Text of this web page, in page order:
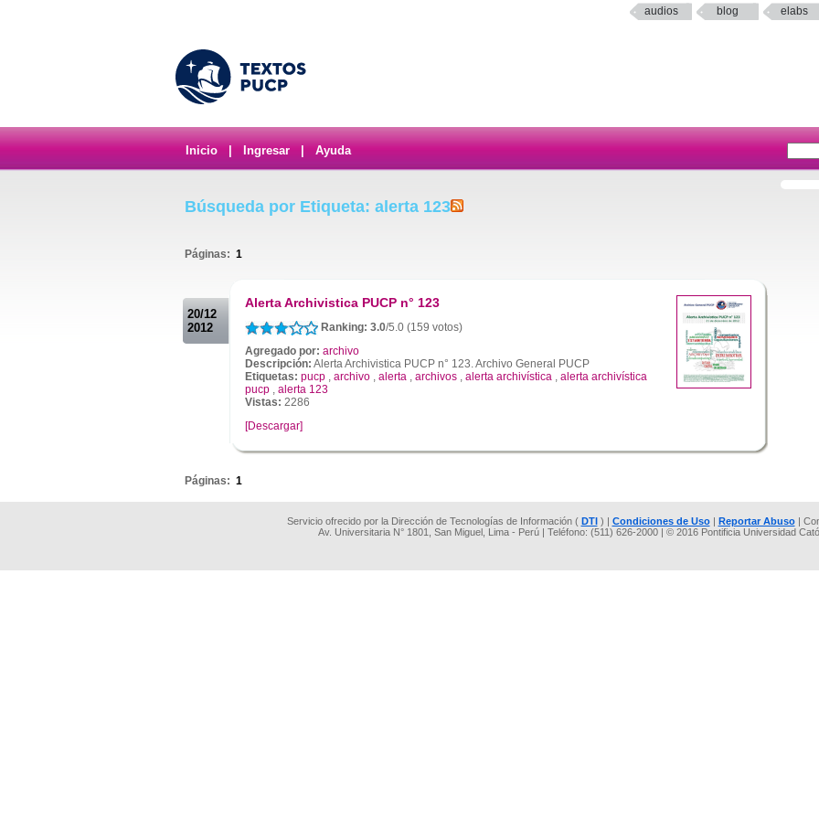
audios blog elabs
Inicio Ingresar Ayuda
Búsqueda por Etiqueta: alerta 123
Páginas: 1
20/12
2012
Alerta Archivistica PUCP n° 123
Ranking: 3.0/5.0 (159 votos)
Agregado por: archivo
Descripción: Alerta Archivistica PUCP n° 123. Archivo General PUCP
Etiquetas: pucp , archivo , alerta , archivos , alerta archivística , alerta archivística
pucp , alerta 123
Vistas: 2286
[Descargar]
Páginas: 1
Servicio ofrecido por la Dirección de Tecnologías de Información ( DTI) | Condiciones de Uso| Reportar Abuso|
Av. Universitaria N° 1801, San Miguel, Lima - Perú | Teléfono: (511) 626-2000 | © 2016 Pontificia Universidad